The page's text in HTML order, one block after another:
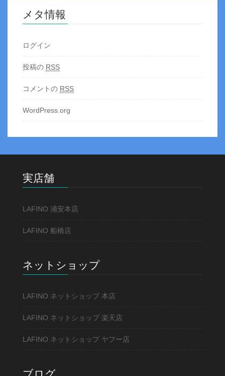
メタ情報
ログイン
投稿の RSS
コメントの RSS
WordPress.org
実店舗
LAFINO 浦安本店
LAFINO 船橋店
ネットショップ
LAFINO ネットショップ 本店
LAFINO ネットショップ 楽天店
LAFINO ネットショップ ヤフー店
ブログ